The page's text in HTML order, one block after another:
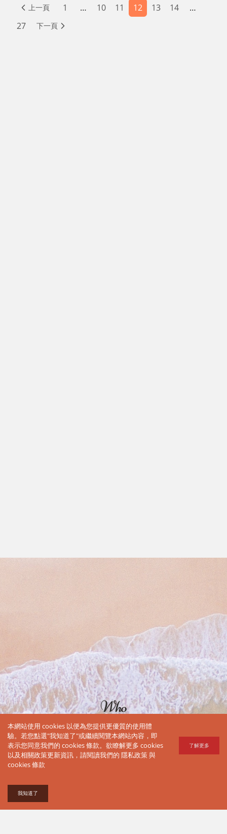
上一頁 1 … 10 11 12 13 14
…
27
下一頁
Who
Love
Travel
誰都愛旅
本網站使用 cookies 以便為您提供更優質的使用體
驗。若您點選"我知道了"或繼續閱覽本網站內容，即
表示您同意我們的 cookies 條款。欲瞭解更多 cookies
以及相關政策更新資訊，請閱讀我們的 隱私政策與
cookies 條款
了解更多
我知道了